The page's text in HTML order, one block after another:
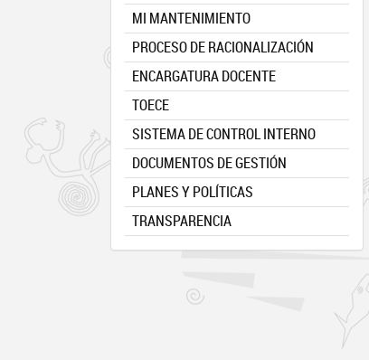
MI MANTENIMIENTO
PROCESO DE RACIONALIZACIÓN
ENCARGATURA DOCENTE
TOECE
SISTEMA DE CONTROL INTERNO
DOCUMENTOS DE GESTIÓN
PLANES Y POLÍTICAS
TRANSPARENCIA